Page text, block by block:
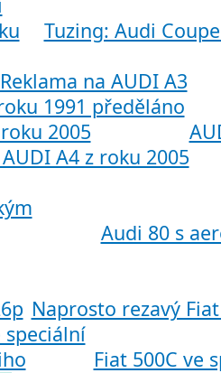
Tuzing: Audi
Reklama na AUDI A3
A4 z roku 2005
Audi 80 s
Naprosto rezavý
Fiat 500C ve